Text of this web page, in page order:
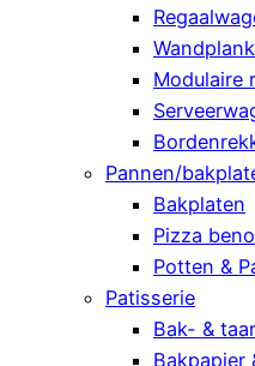
Modulaire
Pannen/
Bakplaten
Pizza
Potten &
Patisserie
Bak- &
Bakpapier